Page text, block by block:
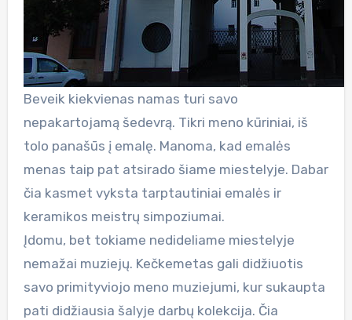
Beveik kiekvienas namas turi savo
nepakartojamą šedevrą. Tikri meno kūriniai, iš
tolo panašūs į emalę. Manoma, kad emalės
menas taip pat atsirado šiame miestelyje. Dabar
čia kasmet vyksta tarptautiniai emalės ir
keramikos meistrų simpoziumai.
Įdomu, bet tokiame nedideliame miestelyje
nemažai muziejų. Kečkemetas gali didžiuotis
savo primityviojo meno muziejumi, kur sukaupta
pati didžiausia šalyje darbų kolekcija. Čia